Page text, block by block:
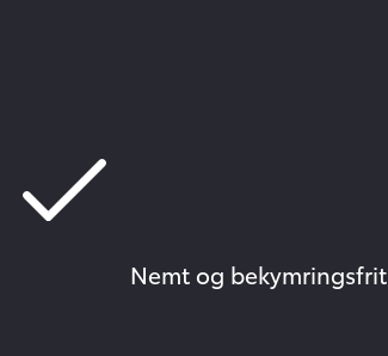
Nemt og bekymringsfrit